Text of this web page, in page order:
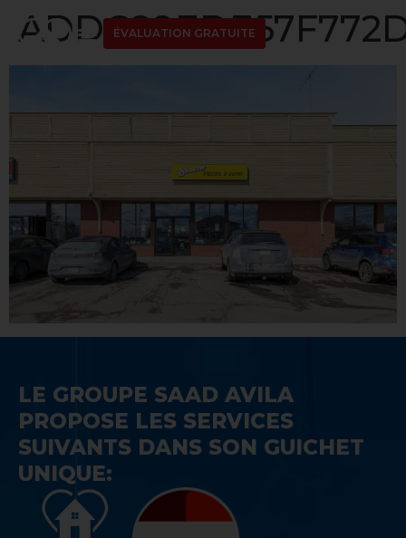
ÉVALUATION GRATUITE
LE GROUPE SAAD AVILA
PROPOSE LES SERVICES
SUIVANTS DANS SON GUICHET
UNIQUE: